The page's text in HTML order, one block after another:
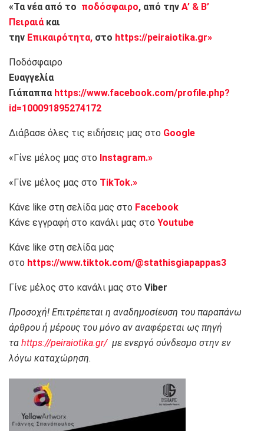
«Τα νέα από το ποδόσφαιρο, από την Α’ & Β’
Πειραιάκαι
την Επικαιρότητα, στο https://peiraiotika.gr»
Ποδόσφαιρο
Ευαγγελία
Γιάπαππα https://www.facebook.com/profile.php?
id=100091895274172
Διάβασε όλες τις ειδήσεις μας στο Google
«Γίνε μέλος μας στο Instagram.»
«Γίνε μέλος μας στο TikTok.»
Κάνε like στη σελίδα μας στο Facebook
Κάνε εγγραφή στο κανάλι μας στο Youtube
Κάνε like στη σελίδα μας
στο https://www.tiktok.com/@stathisgiapappas3
Γίνε μέλος στο κανάλι μας στο Viber
Προσοχή! Επιτρέπεται η αναδημοσίευση του παραπάνω
άρθρου ή μέρους του μόνο αν αναφέρεται ως πηγή
τα https://peiraiotika.gr/με ενεργό σύνδεσμο στην εν
λόγω καταχώρηση.